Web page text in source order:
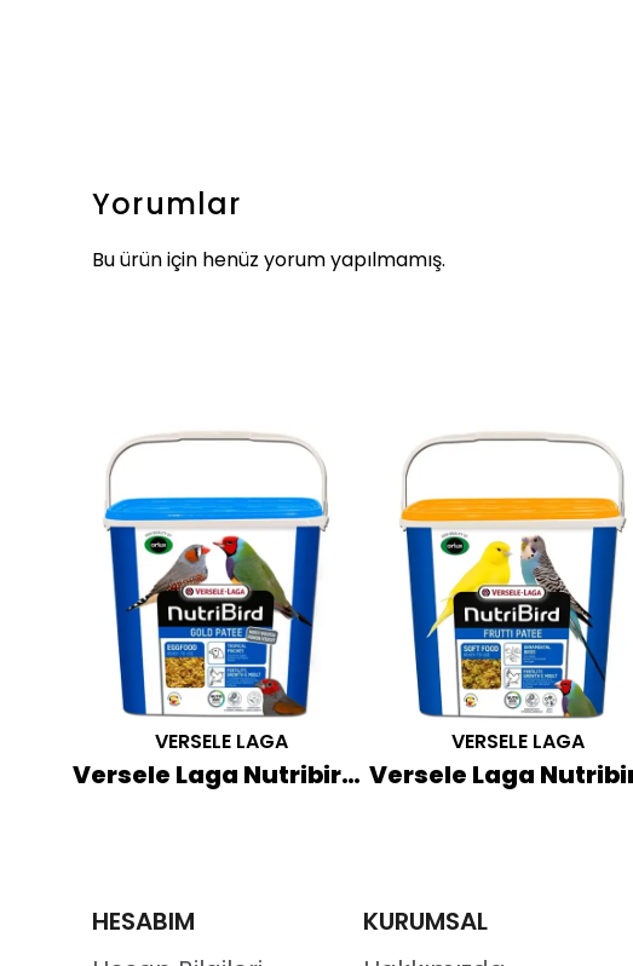
Yorumlar
Bu ürün için henüz yorum yapılmamış.
VERSELE LAGA
Versele Laga Nutribird Gold Patee Tropical Finches 5 KG (Mavi Kapak)
VERSELE LAGA
HESABIM
KURUMSAL